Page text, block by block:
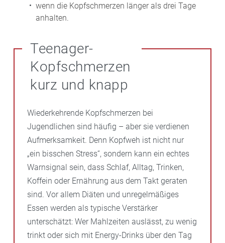
wenn die Kopfschmerzen länger als drei Tage
anhalten.
Teenager-
Kopfschmerzen
kurz und knapp
Wiederkehrende Kopfschmerzen bei
Jugendlichen sind häufig – aber sie verdienen
Aufmerksamkeit. Denn Kopfweh ist nicht nur
„ein bisschen Stress“, sondern kann ein echtes
Warnsignal sein, dass Schlaf, Alltag, Trinken,
Koffein oder Ernährung aus dem Takt geraten
sind. Vor allem Diäten und unregelmäßiges
Essen werden als typische Verstärker
unterschätzt: Wer Mahlzeiten auslässt, zu wenig
trinkt oder sich mit Energy-Drinks über den Tag